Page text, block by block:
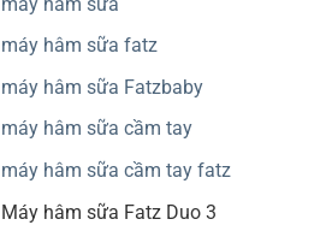
máy hâm sữa fatz
máy hâm sữa Fatzbaby
máy hâm sữa cầm tay
máy hâm sữa cầm tay fatz
Máy hâm sữa Fatz Duo 3